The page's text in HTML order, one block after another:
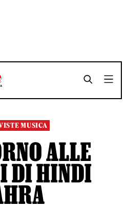
SHARE
SHARE
MUSICA
ALLE
DI HINDI